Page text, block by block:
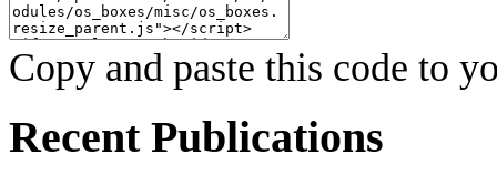
Copy and paste this code to
Recent Publications